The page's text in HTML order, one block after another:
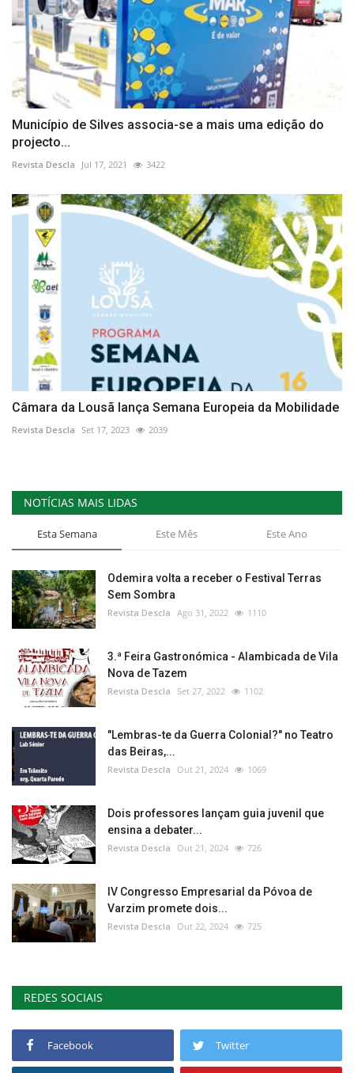
Município de Silves associa-se a mais uma edição do
projecto...
Revista Descla Jul 17, 2021 3422
Câmara da Lousã lança Semana Europeia da Mobilidade
Revista Descla Set 17, 2023 2039
NOTÍCIAS MAIS LIDAS
Esta Semana Este Mês Este Ano
Odemira volta a receber o Festival Terras
Sem Sombra
Revista Descla Ago 31, 2022 1110
3.ª Feira Gastronómica - Alambicada de Vila
Nova de Tazem
Revista Descla Set 27, 2022 1102
"Lembras-te da Guerra Colonial?" no Teatro
das Beiras,...
Revista Descla Out 21, 2024 1069
Dois professores lançam guia juvenil que
ensina a debater...
Revista Descla Out 21, 2024 726
IV Congresso Empresarial da Póvoa de
Varzim promete dois...
Revista Descla Out 22, 2024 725
REDES SOCIAIS
Facebook Twitter